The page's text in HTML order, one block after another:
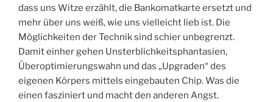
dass uns Witze erzählt, die Bankomatkarte ersetzt und
mehr über uns weiß, wie uns vielleicht lieb ist. Die
Möglichkeiten der Technik sind schier unbegrenzt.
Damit einher gehen Unsterblichkeitsphantasien,
Überoptimierungswahn und das „Upgraden“ des
eigenen Körpers mittels eingebauten Chip. Was die
einen fasziniert und macht den anderen Angst.